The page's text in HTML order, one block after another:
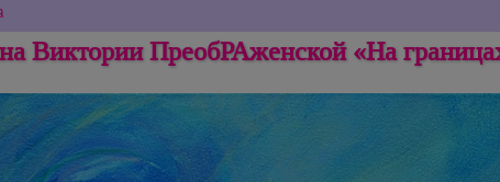
Виктории ПреобРАженской «На